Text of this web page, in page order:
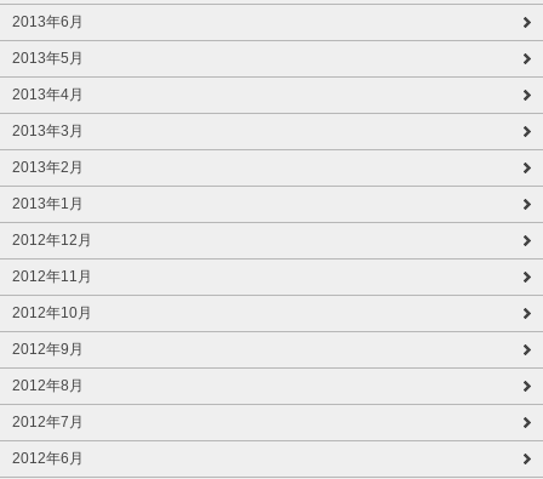
2013年6月
2013年5月
2013年4月
2013年3月
2013年2月
2013年1月
2012年12月
2012年11月
2012年10月
2012年9月
2012年8月
2012年7月
2012年6月